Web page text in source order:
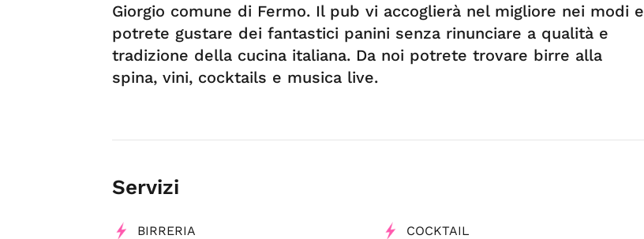
Giorgio comune di Fermo. Il pub vi accoglierà nel migliore nei modi e
potrete gustare dei fantastici panini senza rinunciare a qualità e
tradizione della cucina italiana. Da noi potrete trovare birre alla
spina, vini, cocktails e musica live.
Servizi
BIRRERIA COCKTAIL